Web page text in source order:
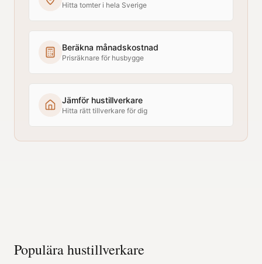
Hitta tomter i hela Sverige
Beräkna månadskostnad
Prisräknare för husbygge
Jämför hustillverkare
Hitta rätt tillverkare för dig
Populära hustillverkare